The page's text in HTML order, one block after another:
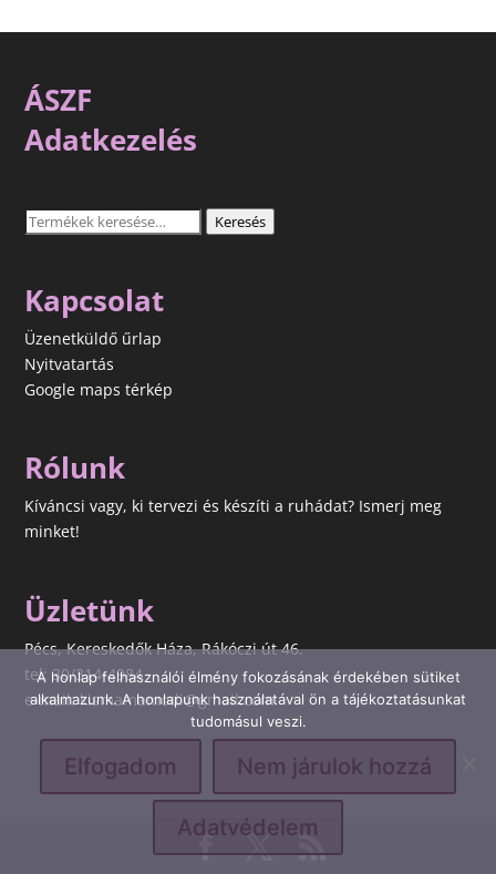
ÁSZF
Adatkezelés
Keresés
Keresés
Kapcsolat
Üzenetküldő űrlap
Nyitvatartás
Google maps térkép
Rólunk
Kíváncsi vagy, ki tervezi és készíti a ruhádat? Ismerj meg
minket!
Üzletünk
Pécs, Kereskedők Háza, Rákóczi út 46.
tel: 30/314-4984
e-mail: kismamamodi@gmail.com
A honlap felhasználói élmény fokozásának érdekében sütiket
alkalmazunk. A honlapunk használatával ön a tájékoztatásunkat
tudomásul veszi.
Elfogadom Nem járulok hozzá
Adatvédelem